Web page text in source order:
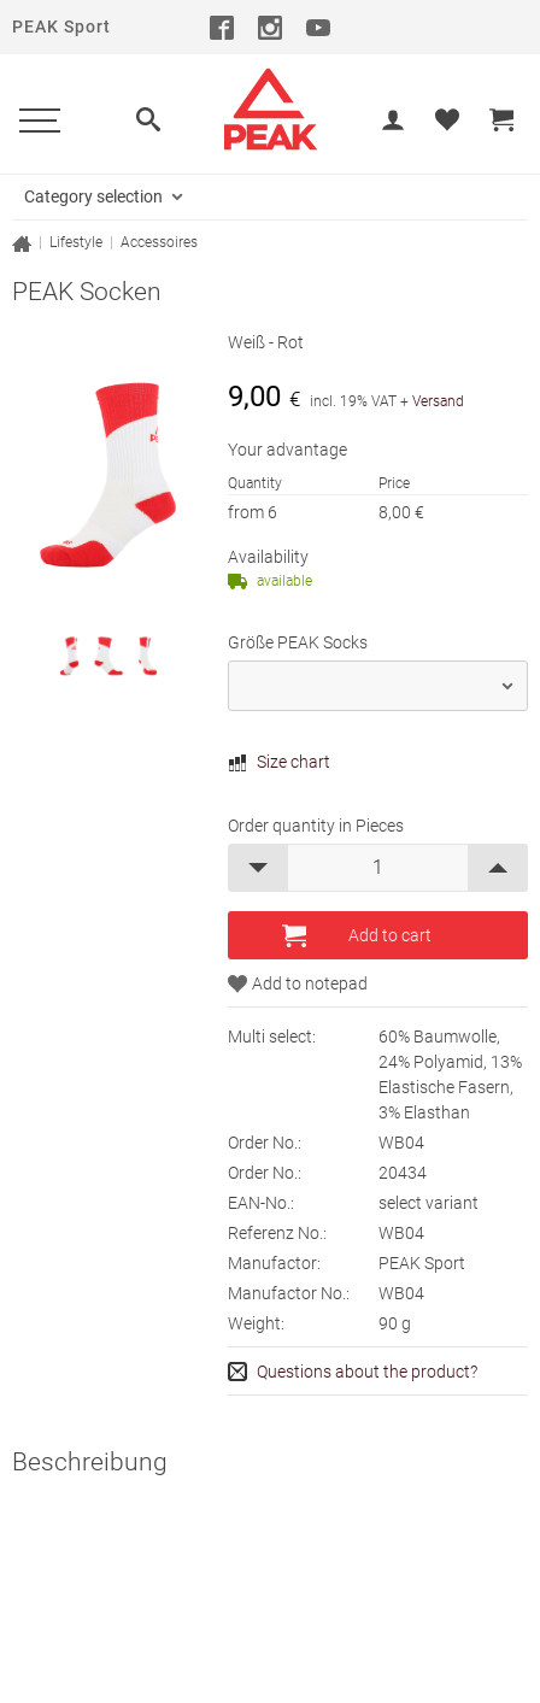
PEAK Sport
Category selection
Lifestyle Accessoires
PEAK Socken
Weiß - Rot
9,00 € incl. 19% VAT +Versand
Your advantage
Quantity Price
from 6 8,00 €
Availability
available
Größe PEAK Socks
Size chart
Order quantity in Pieces
Multi select:
60% Baumwolle,
24% Polyamid, 13%
Elastische Fasern,
3% Elasthan
Order No.:
WB04
Order No.:
20434
EAN-No.:
select variant
Referenz No.:
WB04
Manufactor:
PEAK Sport
Manufactor No.:
WB04
Weight:
90 g
Questions about the product?
Beschreibung